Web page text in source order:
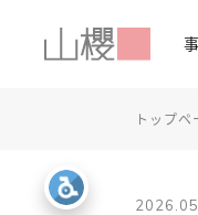
トップペ